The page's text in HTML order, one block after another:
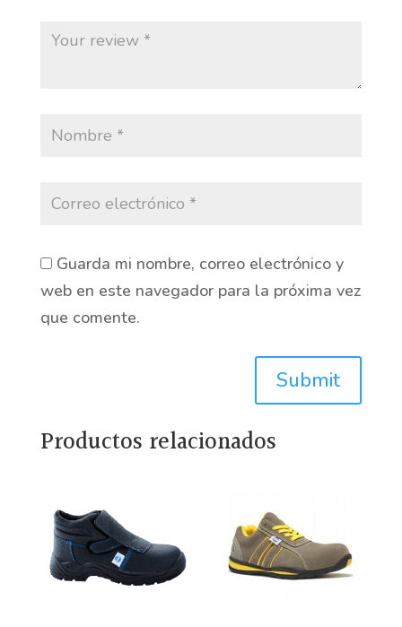
Guarda mi nombre, correo electrónico y
web en este navegador para la próxima vez
que comente.
Submit
Productos relacionados